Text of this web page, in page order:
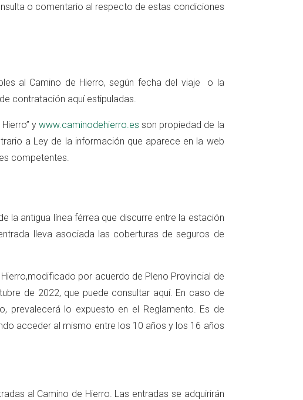
o comentario al respecto de estas condiciones
al Camino de Hierro, según fecha del viaje o la
contratación aquí estipuladas.
y www.caminodehierro.es son propiedad de la
a Ley de la información que aparece en la web
competentes.
la antigua línea férrea que discurre entre la estación
lleva asociada las coberturas de seguros de
por acuerdo de Pleno Provincial de
de 2022, que puede consultar aquí. En caso de
prevalecerá lo expuesto en el Reglamento. Es de
acceder al mismo entre los 10 años y los 16 años
al Camino de Hierro. Las entradas se adquirirán